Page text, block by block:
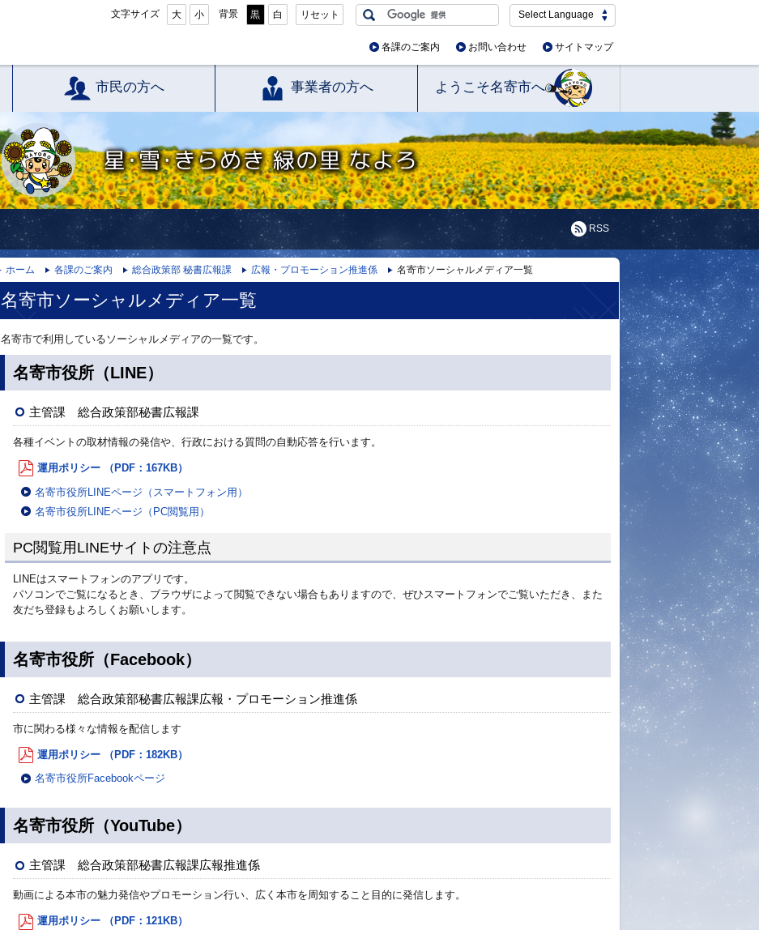
文字サイズ 大 小 背景 黒 白 リセット Select Language
各課のご案内 お問い合わせ サイトマップ
市民の方へ 事業者の方へ ようこそ名寄市へ
星・雪・きらめき 緑の里 なよろ
RSS
ホーム 各課のご案内 総合政策部 秘書広報課 広報・プロモーション推進係 名寄市ソーシャルメディア一覧
名寄市ソーシャルメディア一覧
名寄市で利用しているソーシャルメディアの一覧です。
名寄市役所（LINE）
主管課 総合政策部秘書広報課
各種イベントの取材情報の発信や、行政における質問の自動応答を行います。
運用ポリシー （PDF：167KB）
名寄市役所LINEページ（スマートフォン用）
名寄市役所LINEページ（PC閲覧用）
PC閲覧用LINEサイトの注意点
LINEはスマートフォンのアプリです。
パソコンでご覧になるとき、ブラウザによって閲覧できない場合もありますので、ぜひスマートフォンでご覧いただき、また
友だち登録もよろしくお願いします。
名寄市役所（Facebook）
主管課 総合政策部秘書広報課広報・プロモーション推進係
市に関わる様々な情報を配信します
運用ポリシー （PDF：182KB）
名寄市役所Facebookページ
名寄市役所（YouTube）
主管課 総合政策部秘書広報課広報推進係
動画による本市の魅力発信やプロモーション行い、広く本市を周知すること目的に発信します。
運用ポリシー （PDF：121KB）